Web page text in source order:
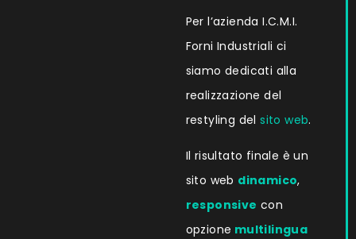
Per l’azienda I.C.M.I.
Forni Industriali ci
siamo dedicati alla
realizzazione del
restyling delsito web.
Il risultato finale è un
sito web dinamico,
responsive con
opzione multilingua